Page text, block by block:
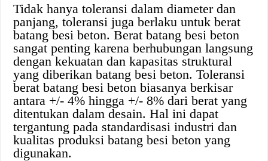
Tidak hanya toleransi dalam diameter dan
panjang, toleransi juga berlaku untuk berat
batang besi beton. Berat batang besi beton
sangat penting karena berhubungan langsung
dengan kekuatan dan kapasitas struktural
yang diberikan batang besi beton. Toleransi
berat batang besi beton biasanya berkisar
antara +/- 4% hingga +/- 8% dari berat yang
ditentukan dalam desain. Hal ini dapat
tergantung pada standardisasi industri dan
kualitas produksi batang besi beton yang
digunakan.